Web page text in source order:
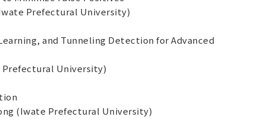
Prefectural University)
and Tunneling Detection for Advanced
Prefectural University)
(Iwate Prefectural University)